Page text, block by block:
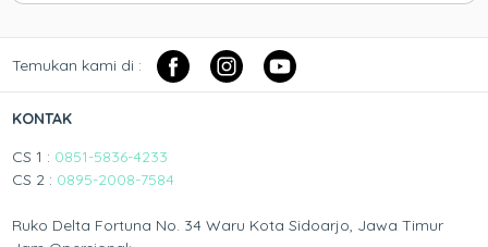
Temukan kami di :
KONTAK
CS 1 : 0851-5836-4233
CS 2 : 0895-2008-7584
Ruko Delta Fortuna No. 34 Waru Kota Sidoarjo, Jawa Timur